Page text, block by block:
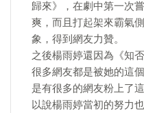
歸來》，在劇中第一次
爽，而且打起架來霸氣
象，得到網友力贊。
之後楊雨婷還因為《知
很多網友都是被她的這
是有很多的網友粉上了
以說楊雨婷當初的努力